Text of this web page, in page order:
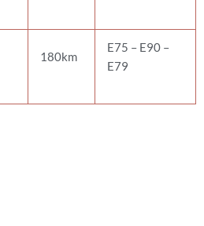
180km
E75 – E90 –
E79